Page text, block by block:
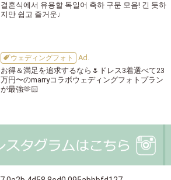
결혼식에서 유용할 독일어 축하 구문 모음! 긴 듯하
지만 쉽고 즐거운♩
ウェディングフォト
お得＆満足を追求するなら🌷ドレス3着選べて23
万円〜のmarryコラボウェディングフォトプラン
が最強🫶🏻